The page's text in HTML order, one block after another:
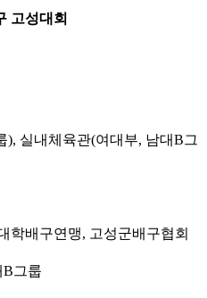
고성대회
), 실내체육관(여대부, 남대B그
학배구연맹, 고성군배구협회
B그룹